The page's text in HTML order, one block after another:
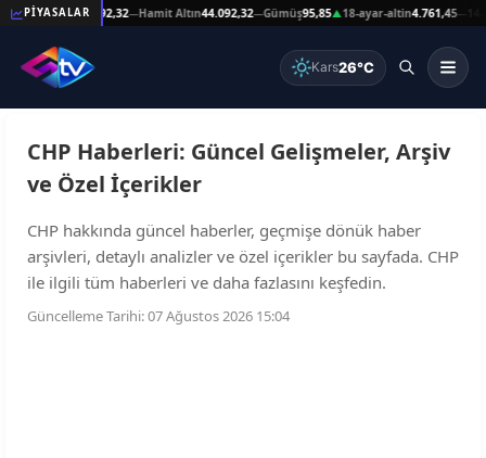
PİYASALAR
Reşat Altın44.092,32—Hamit Altın44.092,32—Gümüş95,85▲18-ayar-altin4.761,45—14-
Kars26°C
CHP Haberleri: Güncel Gelişmeler, Arşiv
ve Özel İçerikler
CHP hakkında güncel haberler, geçmişe dönük haber
arşivleri, detaylı analizler ve özel içerikler bu sayfada. CHP
ile ilgili tüm haberleri ve daha fazlasını keşfedin.
Güncelleme Tarihi: 07 Ağustos 2026 15:04